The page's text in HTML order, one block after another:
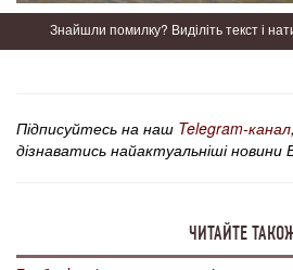
Знайшли помилку? Виділіть текст і
Підписуйтесь на наш Telegram-канал
дізнаватись найактуальніші новини
ЧИТАЙТЕ